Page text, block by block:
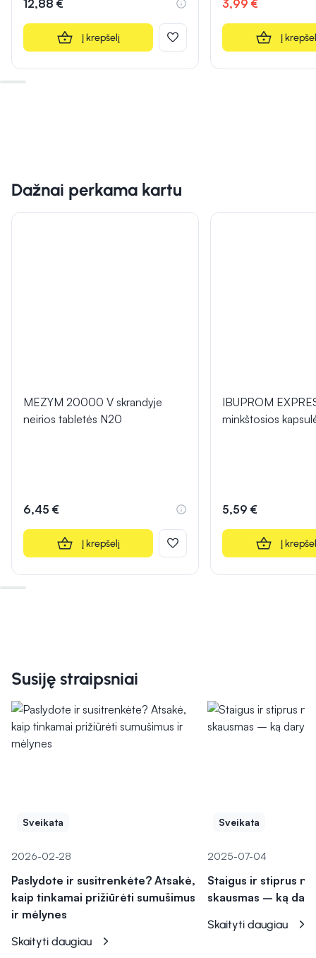
12,88 €
Į krepšelį
3,99 €
Į
Dažnai perkama kartu
MEZYM 20000 V skrandyje
neirios tabletės N20
6,45 €
Į krepšelį
IBUPROM
minkštosios
5,59 €
Į
Susiję straipsniai
Sveikata
2026-02-28
Paslydote ir susitrenkėte? Atsakė,
kaip tinkamai prižiūrėti sumušimus
ir mėlynes
Skaityti daugiau
Sveikata
2025-07-04
Staigus ir stiprus
skausmas – ką
Skaityti daugiau